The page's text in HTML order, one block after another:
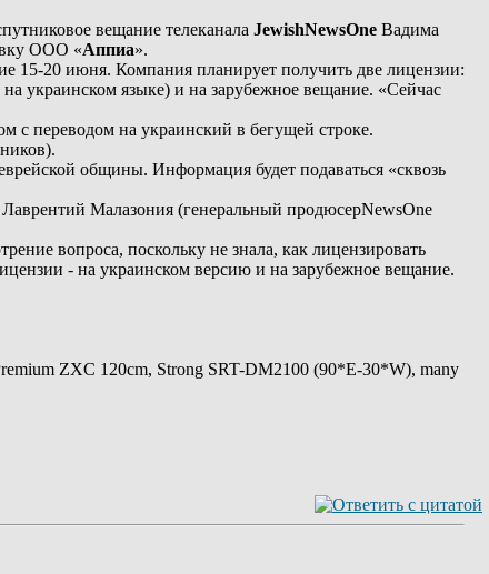
вещание телеканала JewishNewsOne Вадима
ООО «Аппиа».
15-20 июня. Компания планирует получить две лицензии:
украинском языке) и на зарубежное вещание. «Сейчас
с переводом на украинский в бегущей строке.
общины. Информация будет подаваться «сквозь
Малазония (генеральный продюсерNewsOne
вопроса, поскольку не знала, как лицензировать
- на украинском версию и на зарубежное вещание.
ZXC 120cm, Strong SRT-DM2100 (90*E-30*W), many